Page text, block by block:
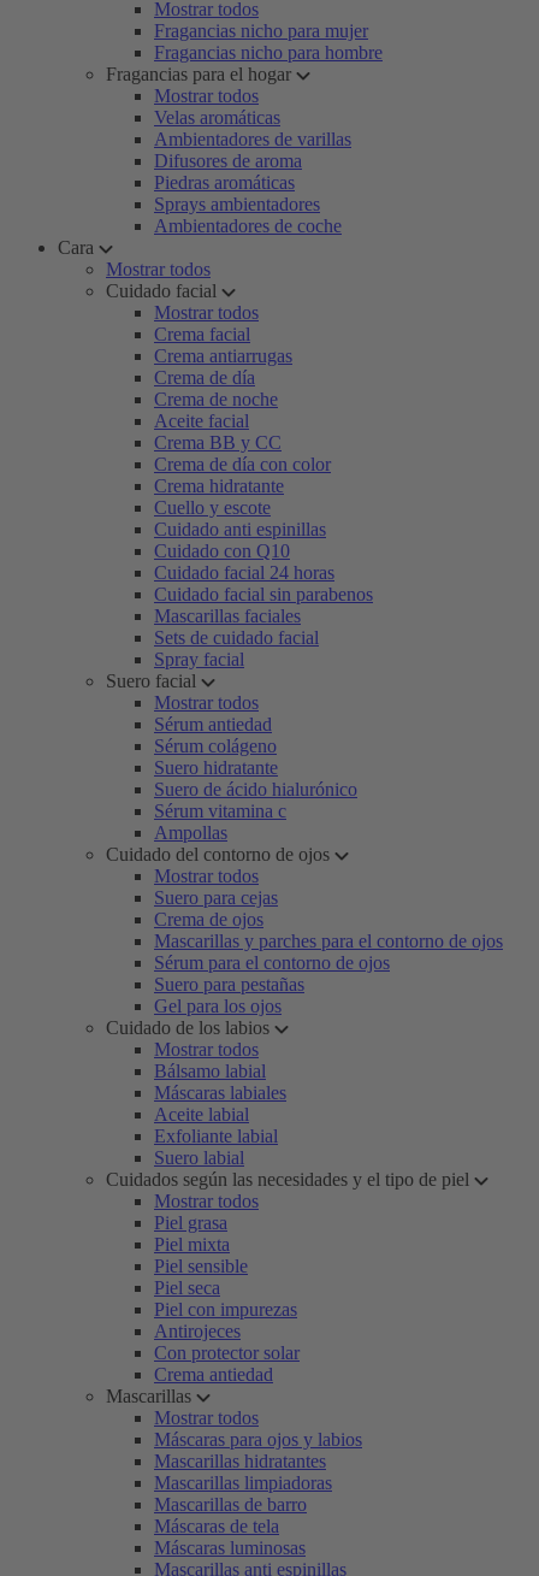
Mostrar todos
Fragancias nicho para mujer
Fragancias nicho para hombre
Fragancias para el hogar
Mostrar todos
Velas aromáticas
Ambientadores de varillas
Difusores de aroma
Piedras aromáticas
Sprays ambientadores
Ambientadores de coche
Cara
Mostrar todos
Cuidado facial
Mostrar todos
Crema facial
Crema antiarrugas
Crema de día
Crema de noche
Aceite facial
Crema BB y CC
Crema de día con color
Crema hidratante
Cuello y escote
Cuidado anti espinillas
Cuidado con Q10
Cuidado facial 24 horas
Cuidado facial sin parabenos
Mascarillas faciales
Sets de cuidado facial
Spray facial
Suero facial
Mostrar todos
Sérum antiedad
Sérum colágeno
Suero hidratante
Suero de ácido hialurónico
Sérum vitamina c
Ampollas
Cuidado del contorno de ojos
Mostrar todos
Suero para cejas
Crema de ojos
Mascarillas y parches para el contorno de ojos
Sérum para el contorno de ojos
Suero para pestañas
Gel para los ojos
Cuidado de los labios
Mostrar todos
Bálsamo labial
Máscaras labiales
Aceite labial
Exfoliante labial
Suero labial
Cuidados según las necesidades y el tipo de piel
Mostrar todos
Piel grasa
Piel mixta
Piel sensible
Piel seca
Piel con impurezas
Antirojeces
Con protector solar
Crema antiedad
Mascarillas
Mostrar todos
Máscaras para ojos y labios
Mascarillas hidratantes
Mascarillas limpiadoras
Mascarillas de barro
Máscaras de tela
Máscaras luminosas
Mascarillas anti espinillas